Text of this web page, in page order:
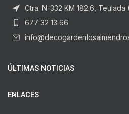
Ctra. N-332 KM 182.6, Teulada
677 32 13 66
ÚLTIMAS NOTICIAS
ENLACES